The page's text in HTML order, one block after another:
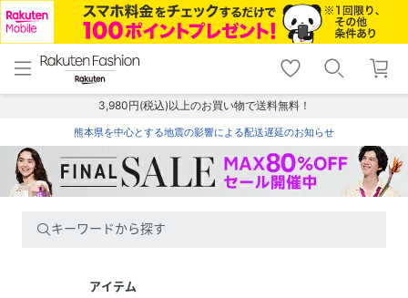
menu home
トップ
shopping_cart lock_outline
ログイン
3,980円(税込)以上のお買い物で送料無料！
熊本県を中心とする地震の影響による配送遅延のお知らせ
キーワードから探す
アイテム